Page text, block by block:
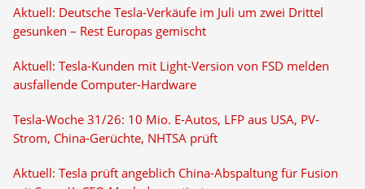
Aktuell: Deutsche Tesla-Verkäufe im Juli um zwei Drittel
gesunken – Rest Europas gemischt
Aktuell: Tesla-Kunden mit Light-Version von FSD melden
ausfallende Computer-Hardware
Tesla-Woche 31/26: 10 Mio. E-Autos, LFP aus USA, PV-
Strom, China-Gerüchte, NHTSA prüft
Aktuell: Tesla prüft angeblich China-Abspaltung für Fusion